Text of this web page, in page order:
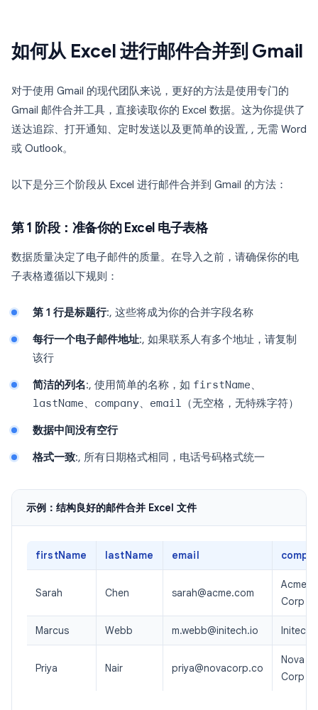
如何从 Excel 进行邮件合并到 Gmail
对于使用 Gmail 的现代团队来说，更好的方法是使用专门的
Gmail 邮件合并工具，直接读取你的 Excel 数据。这为你提供了
送达追踪、打开通知、定时发送以及更简单的设置, , 无需 Word
或 Outlook。
以下是分三个阶段从 Excel 进行邮件合并到 Gmail 的方法：
第 1 阶段：准备你的 Excel 电子表格
数据质量决定了电子邮件的质量。在导入之前，请确保你的电
子表格遵循以下规则：
第 1 行是标题行:, 这些将成为你的合并字段名称
每行一个电子邮件地址:, 如果联系人有多个地址，请复制
该行
简洁的列名:, 使用简单的名称，如 firstName、
lastName、 company、 email （无空格，无特殊字符）
数据中间没有空行
格式一致:, 所有日期格式相同，电话号码格式统一
示例：结构良好的邮件合并 Excel 文件
firstName lastName email
Sarah Chen sarah@acme.com
Acme
Corp
Marcus Webb m.webb@initech.io Initech
Priya Nair priya@novacorp.co
Nova
Corp